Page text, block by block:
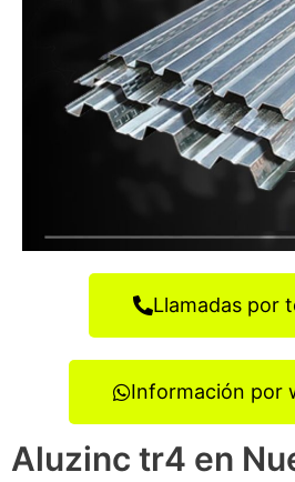
Llamadas por
Información por
Aluzinc tr4 en